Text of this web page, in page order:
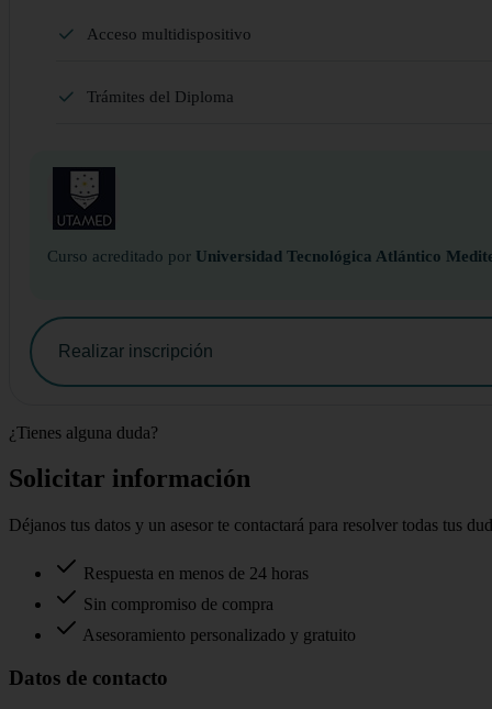
Acceso multidispositivo
Trámites del Diploma
Curso acreditado por Universidad Tecnológica Atlántico
Realizar inscripción
¿Tienes alguna duda?
Solicitar información
Déjanos tus datos y un asesor te contactará para resolver todas tus
Respuesta en menos de 24 horas
Sin compromiso de compra
Asesoramiento personalizado y gratuito
Datos de contacto